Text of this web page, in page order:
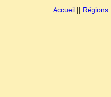
Accueil || Régions